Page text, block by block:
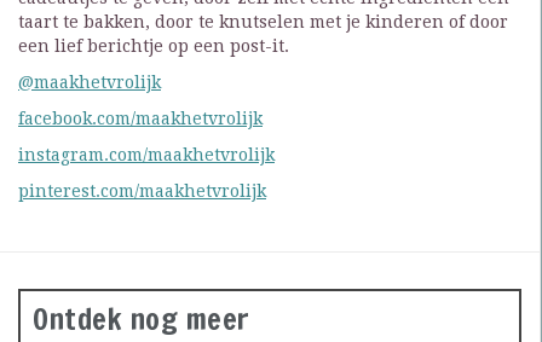
taart te bakken, door te knutselen met je kinderen of door
een lief berichtje op een post-it.
@maakhetvrolijk
facebook.com/maakhetvrolijk
instagram.com/maakhetvrolijk
pinterest.com/maakhetvrolijk
Ontdek nog meer